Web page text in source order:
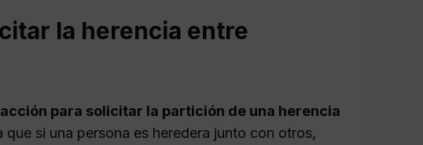
la herencia entre
acción para solicitar la partición de una herencia
que si una persona es heredera junto con otros,